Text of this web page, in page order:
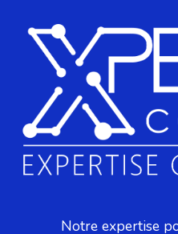
Notre expertise